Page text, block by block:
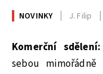
NOVINKY J. Filip
Komerční
sebou